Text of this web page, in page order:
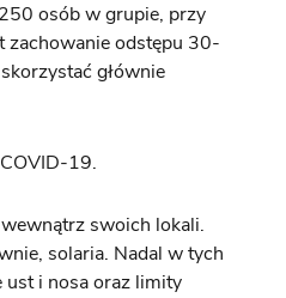
osób w grupie, przy
zachowanie odstępu 30-
głównie
19.
swoich lokali.
solaria. Nadal w tych
i nosa oraz limity